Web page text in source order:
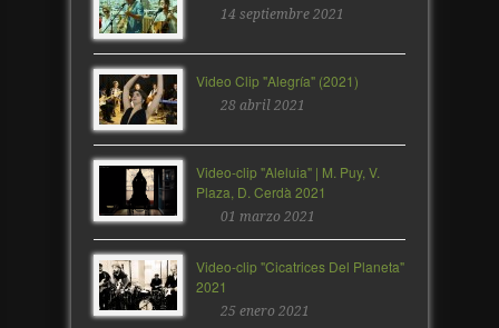
14 septiembre 2021
Video Clip "Alegría" (2021)
28 abril 2021
Video-clip "Aleluia" | M. Puy, V.
Plaza, D. Cerdà 2021
01 marzo 2021
Video-clip "Cicatrices Del Planeta"
2021
25 enero 2021